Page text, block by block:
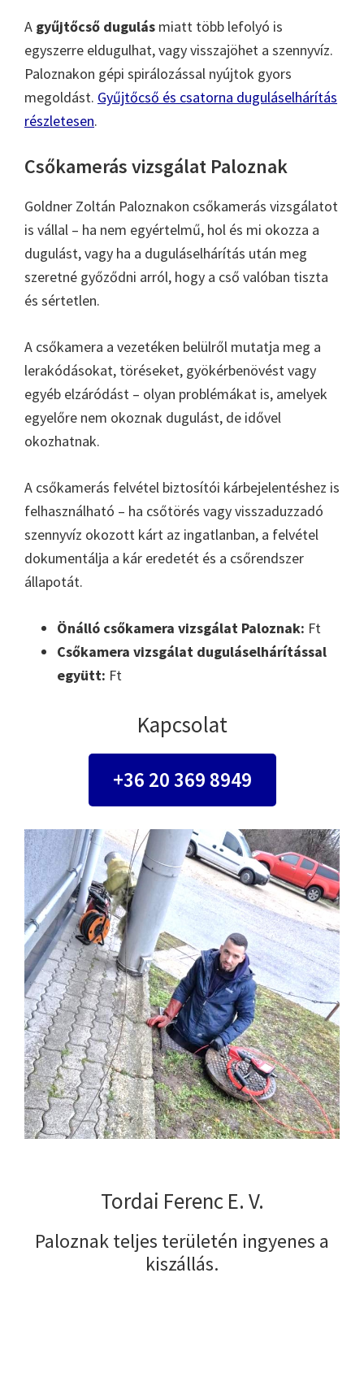
A gyűjtőcső dugulás miatt több lefolyó is
egyszerre eldugulhat, vagy visszajöhet a szennyvíz.
Paloznakon gépi spirálozással nyújtok gyors
megoldást. Gyűjtőcső és csatorna duguláselhárítás
részletesen.
Csőkamerás vizsgálat Paloznak
Goldner Zoltán Paloznakon csőkamerás vizsgálatot
is vállal – ha nem egyértelmű, hol és mi okozza a
dugulást, vagy ha a duguláselhárítás után meg
szeretné győződni arról, hogy a cső valóban tiszta
és sértetlen.
A csőkamera a vezetéken belülről mutatja meg a
lerakódásokat, töréseket, gyökérbenövést vagy
egyéb elzáródást – olyan problémákat is, amelyek
egyelőre nem okoznak dugulást, de idővel
okozhatnak.
A csőkamerás felvétel biztosítói kárbejelentéshez is
felhasználható – ha csőtörés vagy visszaduzzadó
szennyvíz okozott kárt az ingatlanban, a felvétel
dokumentálja a kár eredetét és a csőrendszer
állapotát.
Önálló csőkamera vizsgálat Paloznak: Ft
Csőkamera vizsgálat duguláselhárítással
együtt: Ft
Kapcsolat
+36 20 369 8949
Tordai Ferenc E. V.
Paloznak teljes területén ingyenes a
kiszállás.